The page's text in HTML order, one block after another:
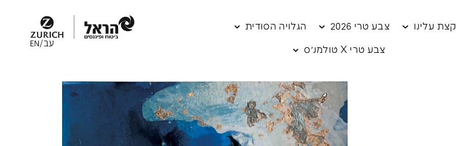
קצת עלינו צבע טרי 2026 הגלויה הסודית
צבע טרי X טולמנ׳ס